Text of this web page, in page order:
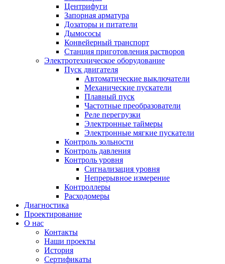
Центрифуги
Запорная арматура
Дозаторы и питатели
Дымососы
Конвейерный транспорт
Станция приготовления растворов
Электротехническое оборудование
Пуск двигателя
Автоматические выключатели
Механические пускатели
Плавный пуск
Частотные преобразователи
Реле перегрузки
Электронные таймеры
Электронные мягкие пускатели
Контроль зольности
Контроль давления
Контроль уровня
Сигнализация уровня
Непрерывное измерение
Контроллеры
Расходомеры
Диагностика
Проектирование
О нас
Контакты
Наши проекты
История
Сертификаты